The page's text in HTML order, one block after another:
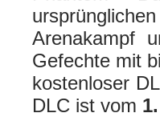
Arenakampf
Gefechte mit
kostenloser
DLC ist vom